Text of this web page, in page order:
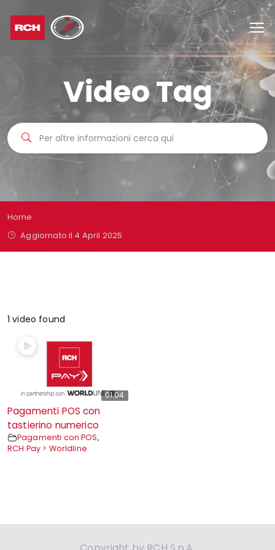
Video Tag
Home
Aggiornato il 4 April 2025
1 video found
01:04
Pagamenti POS con
tastierino numerico
Pagamenti con POS,
RCH Pay > Worldline